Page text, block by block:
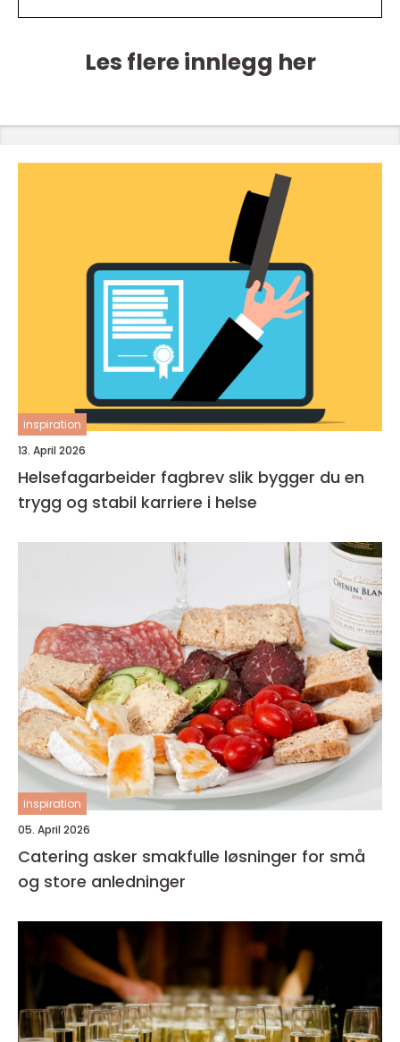
Les flere innlegg her
inspiration
13. April 2026
Helsefagarbeider fagbrev slik bygger du en
trygg og stabil karriere i helse
inspiration
05. April 2026
Catering asker smakfulle løsninger for små
og store anledninger